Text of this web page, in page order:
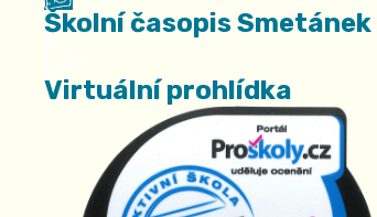
Školní časopis Smetánek
Virtuální prohlídka